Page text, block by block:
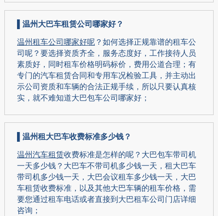
温州大巴车租赁公司哪家好？
温州租车公司哪家好呢？如何选择正规靠谱的租车公
司呢？要选择资质齐全，服务态度好，工作接待人员
素质好，同时租车价格明码标价，费用公道合理；有
专门的汽车租赁合同和专用车况检验工具，并主动出
示公司资质和车辆的合法正规手续，所以只要认真核
实，就不难知道大巴包车公司哪家好；
温州租大巴车收费标准多少钱？
温州汽车租赁收费标准是怎样的呢？大巴包车带司机
一天多少钱？大巴车不带司机多少钱一天，租大巴车
带司机多少钱一天，大巴会议租车多少钱一天，大巴
车租赁收费标准，以及其他大巴车辆的租车价格，需
要您通过租车电话或者直接到大巴租车公司门店详细
咨询；